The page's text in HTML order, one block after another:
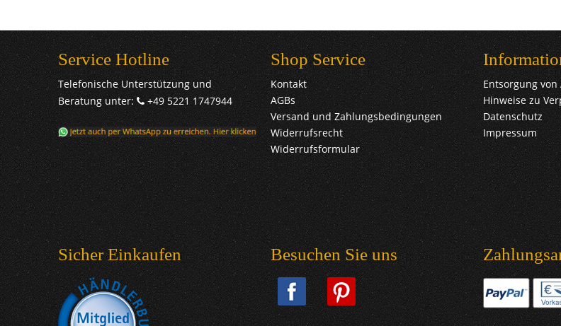
Service Hotline
Telefonische Unterstützung und
Beratung unter:
+49 5221 1747944
Shop Service
Kontakt
AGBs
Versand und Zahlungsbedingungen
Widerrufsrecht
Widerrufsformular
Entsorgung von
Hinweise zu
Datenschutz
Impressum
Sicher Einkaufen Besuchen Sie uns